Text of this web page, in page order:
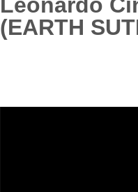
(EARTH